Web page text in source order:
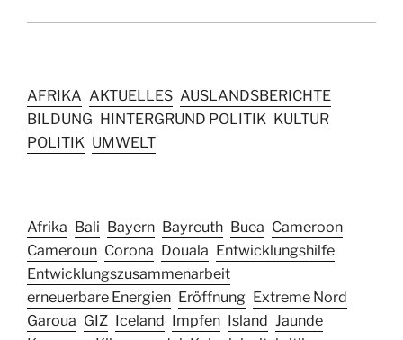
AFRIKA AKTUELLES AUSLANDSBERICHTE
BILDUNG HINTERGRUND POLITIK KULTUR
POLITIK UMWELT
Afrika Bali Bayern Bayreuth Buea Cameroon
Cameroun Corona Douala Entwicklungshilfe
Entwicklungszusammenarbeit
erneuerbare Energien Eröffnung Extreme Nord
Garoua GIZ Iceland Impfen Island Jaunde